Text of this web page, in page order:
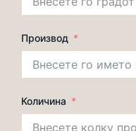
Производ
Количина